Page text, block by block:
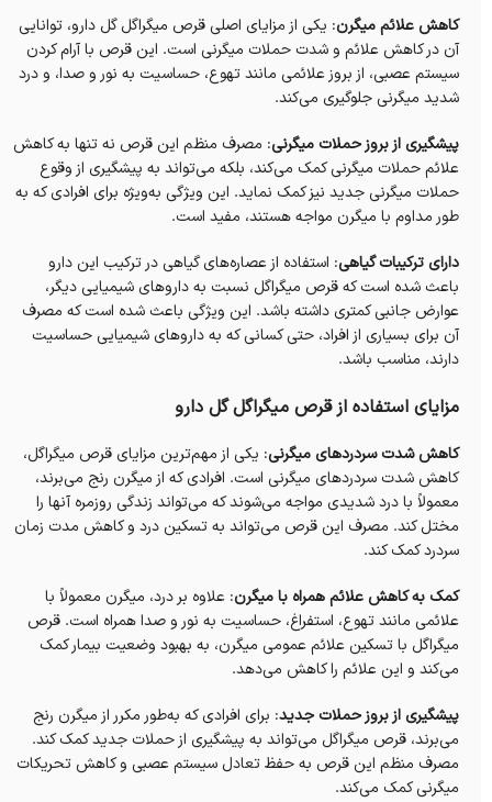
کاهش علائم میگرن: یکی از مزایای اصلی قرص میگراگل گل دارو، توانایی
آن در کاهش علائم و شدت حملات میگرنی است. این قرص با آرام کردن
سیستم عصبی، از بروز علائمی مانند تهوع، حساسیت به نور و صدا، و درد
شدید میگرنی جلوگیری می‌کند.
پیشگیری از بروز حملات میگرنی: مصرف منظم این قرص نه تنها به کاهش
علائم حملات میگرنی کمک می‌کند، بلکه می‌تواند به پیشگیری از وقوع
حملات میگرنی جدید نیز کمک نماید. این ویژگی به‌ویژه برای افرادی که به
طور مداوم با میگرن مواجه هستند، مفید است.
دارای ترکیبات گیاهی: استفاده از عصاره‌های گیاهی در ترکیب این دارو
باعث شده است که قرص میگراگل نسبت به داروهای شیمیایی دیگر،
عوارض جانبی کمتری داشته باشد. این ویژگی باعث شده است که مصرف
آن برای بسیاری از افراد، حتی کسانی که به داروهای شیمیایی حساسیت
دارند، مناسب باشد.
مزایای استفاده از قرص میگراگل گل دارو
کاهش شدت سردردهای میگرنی: یکی از مهم‌ترین مزایای قرص میگراگل،
کاهش شدت سردردهای میگرنی است. افرادی که از میگرن رنج می‌برند،
معمولاً با درد شدیدی مواجه می‌شوند که می‌تواند زندگی روزمره آنها را
مختل کند. مصرف این قرص می‌تواند به تسکین درد و کاهش مدت زمان
سردرد کمک کند.
کمک به کاهش علائم همراه با میگرن: علاوه بر درد، میگرن معمولاً با
علائمی مانند تهوع، استفراغ، حساسیت به نور و صدا همراه است. قرص
میگراگل با تسکین علائم عمومی میگرن، به بهبود وضعیت بیمار کمک
می‌کند و این علائم را کاهش می‌دهد.
پیشگیری از بروز حملات جدید: برای افرادی که به‌طور مکرر از میگرن رنج
می‌برند، قرص میگراگل می‌تواند به پیشگیری از حملات جدید کمک کند.
مصرف منظم این قرص به حفظ تعادل سیستم عصبی و کاهش تحریکات
میگرنی کمک می‌کند.